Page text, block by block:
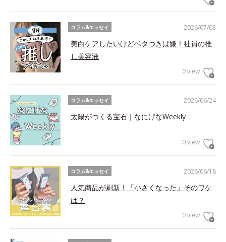
2026/07/03
コラム&エッセイ
美白ケアしたいけどベタつきは嫌！社員の推
し美容液
0 view
2026/06/24
コラム&エッセイ
太陽がつくる宝石｜なにげなWeekly
0 view
2026/06/18
コラム&エッセイ
人気商品が刷新！「小さくなった」そのワケ
は？
0 view